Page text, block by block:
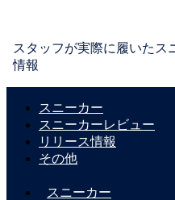
スタッフが実際に履いたス
情報
スニーカー
スニーカーレビュー
リリース情報
その他
スニーカー